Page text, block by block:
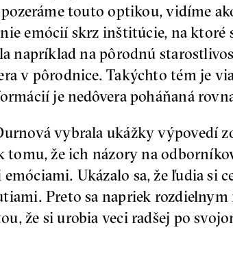
pozeráme touto optikou, vidíme
emócií skrz inštitúcie, na ktoré
napríklad na pôrodnú
v pôrodnice. Takýchto tém je
je nedôvera poháňaná
vybrala ukážky výpovedí
tomu, že ich názory na
Ukázalo sa, že ľudia si
Preto sa napriek
že si urobia veci radšej po